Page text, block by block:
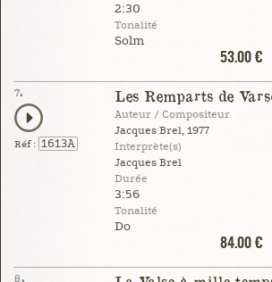
2:30
Tonalité
Solm
53.00 €
7.
Réf : 1613A
Les Remparts de
Auteur / Compositeur
Jacques Brel, 1977
Interprète(s)
Jacques Brel
Durée
3:56
Tonalité
Do
84.00 €
8.